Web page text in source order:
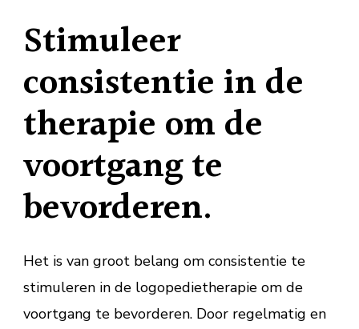
Stimuleer
consistentie in de
therapie om de
voortgang te
bevorderen.
Het is van groot belang om consistentie te
stimuleren in de logopedietherapie om de
voortgang te bevorderen. Door regelmatig en